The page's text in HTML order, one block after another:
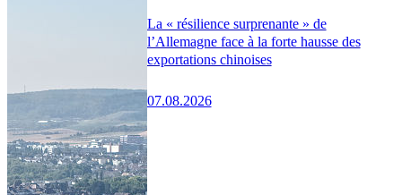
La « résilience surprenante » de
l’Allemagne face à la forte hausse des
exportations chinoises
07.08.2026